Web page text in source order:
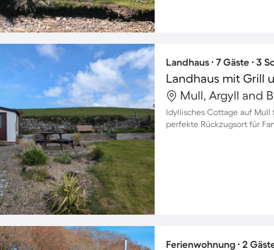
Landhaus ∙ 7 Gäste ∙ 3
Landhaus mit Grill
Mull, Argyll and
Idyllisches Cottage auf Mull
perfekte Rückzugsort für
Ferienwohnung ∙ 2